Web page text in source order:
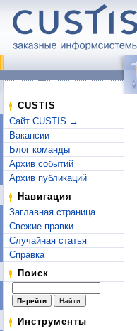
CUSTIS
Сайт CUSTIS →
Вакансии
Блог команды
Архив событий
Архив публикаций
Навигация
Заглавная страница
Свежие правки
Случайная статья
Справка
Поиск
Инструменты